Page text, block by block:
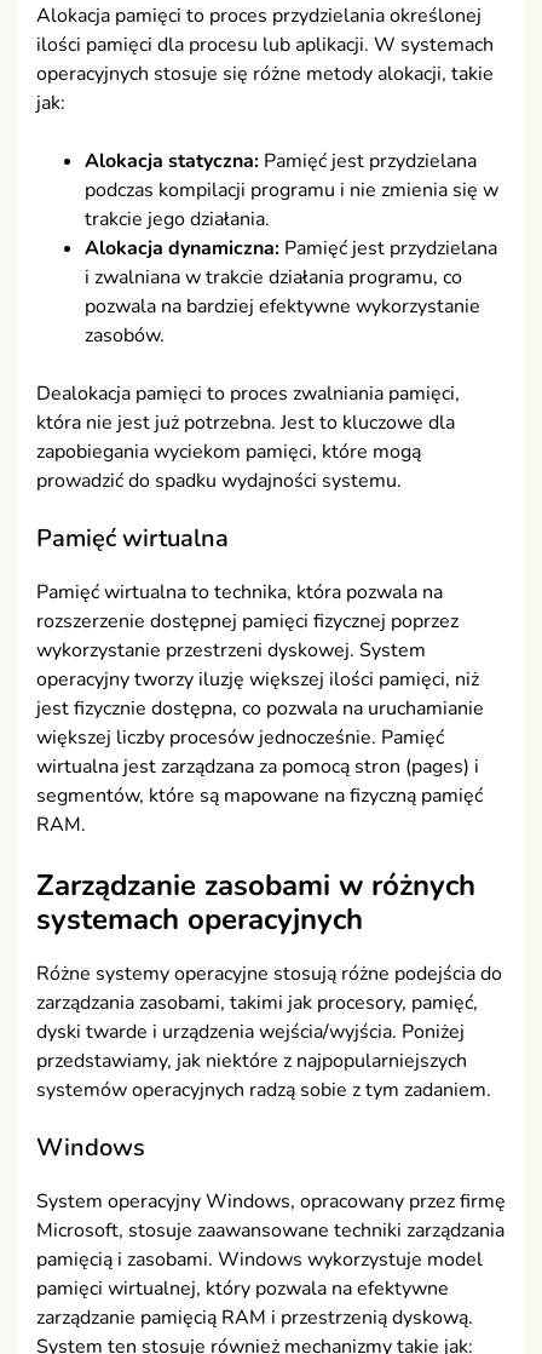
Alokacja pamięci to proces przydzielania określonej
ilości pamięci dla procesu lub aplikacji. W systemach
operacyjnych stosuje się różne metody alokacji, takie
jak:
Alokacja statyczna: Pamięć jest przydzielana
podczas kompilacji programu i nie zmienia się w
trakcie jego działania.
Alokacja dynamiczna: Pamięć jest przydzielana
i zwalniana w trakcie działania programu, co
pozwala na bardziej efektywne wykorzystanie
zasobów.
Dealokacja pamięci to proces zwalniania pamięci,
która nie jest już potrzebna. Jest to kluczowe dla
zapobiegania wyciekom pamięci, które mogą
prowadzić do spadku wydajności systemu.
Pamięć wirtualna
Pamięć wirtualna to technika, która pozwala na
rozszerzenie dostępnej pamięci fizycznej poprzez
wykorzystanie przestrzeni dyskowej. System
operacyjny tworzy iluzję większej ilości pamięci, niż
jest fizycznie dostępna, co pozwala na uruchamianie
większej liczby procesów jednocześnie. Pamięć
wirtualna jest zarządzana za pomocą stron (pages) i
segmentów, które są mapowane na fizyczną pamięć
RAM.
Zarządzanie zasobami w różnych
systemach operacyjnych
Różne systemy operacyjne stosują różne podejścia do
zarządzania zasobami, takimi jak procesory, pamięć,
dyski twarde i urządzenia wejścia/wyjścia. Poniżej
przedstawiamy, jak niektóre z najpopularniejszych
systemów operacyjnych radzą sobie z tym zadaniem.
Windows
System operacyjny Windows, opracowany przez firmę
Microsoft, stosuje zaawansowane techniki zarządzania
pamięcią i zasobami. Windows wykorzystuje model
pamięci wirtualnej, który pozwala na efektywne
zarządzanie pamięcią RAM i przestrzenią dyskową.
System ten stosuje również mechanizmy takie jak: